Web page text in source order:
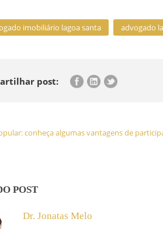
imobiliário lagoa santa advogado
post:
conheça algumas vantagens de
POST
Dr. Jonatas Melo